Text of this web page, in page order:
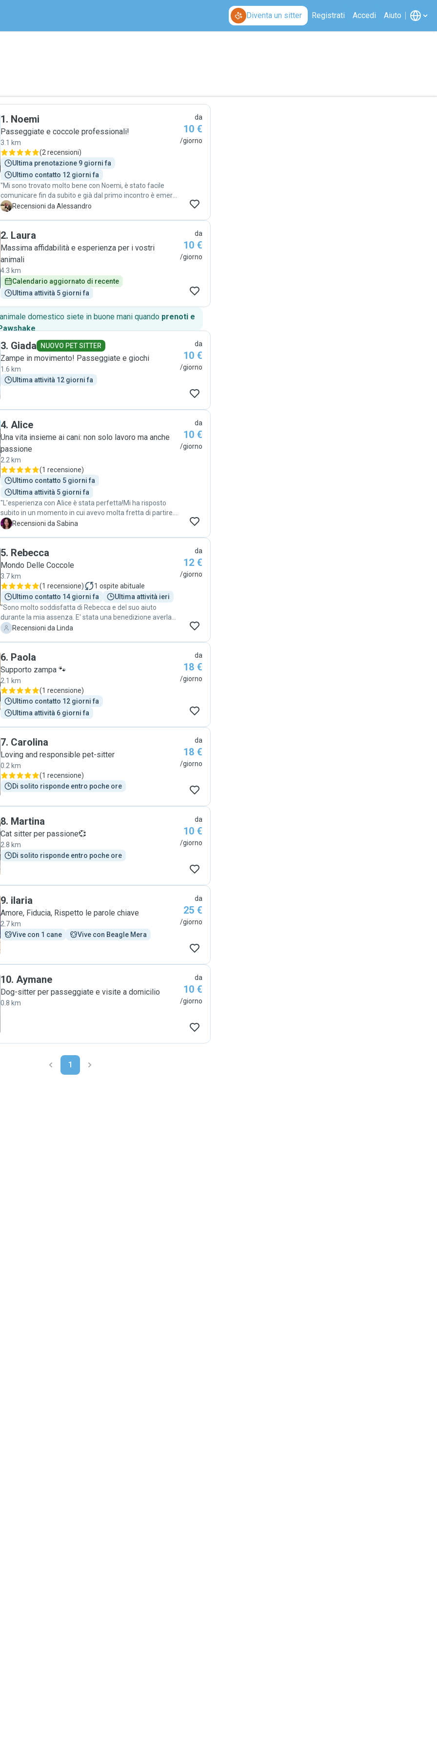
Diventa un sitter Registrati Accedi Aiuto
1. Noemi
Passeggiate e coccole professionali!
3.1 km
(2 recensioni)
Ultima prenotazione 9 giorni fa
Ultimo contatto 12 giorni fa
"Mi sono trovato molto bene con Noemi, è stato facile
comunicare fin da subito e già dal primo incontro è emersa
la sua naturale empatia per gli animali. Durante la mia
lasciato. In generale posso dire che Noemi si è dimostrata
una persona veramente molto affidabile, che penso sia la
cosa più importante quando si lasciano le chiavi di casa
propria in mano ad una persona. La consiglio vivamente."
A Recensioni da Alessandro
da
10 €
/giorno
2. Laura
Massima affidabilità e esperienza per i vostri
animali
4.3 km
Calendario aggiornato di recente
Ultima attività 5 giorni fa
da
10 €
/giorno
domestico siete in buone mani quando prenoti e
.
3. Giada NUOVO PET SITTER
Zampe in movimento! Passeggiate e giochi
1.6 km
Ultima attività 12 giorni fa
da
10 €
/giorno
4. Alice
Una vita insieme ai cani: non solo lavoro ma anche
passione
2.2 km
(1 recensione)
Ultimo contatto 5 giorni fa
Ultima attività 5 giorni fa
"L’esperienza con Alice è stata perfetta!Mi ha risposto
subito in un momento in cui avevo molta fretta di partire.Ci
siamo organizzate facilmente e con rapidità.Mi sono
S Recensioni da Sabina
da
10 €
/giorno
5. Rebecca
Mondo Delle Coccole
3.7 km
(1 recensione) 1 ospite abituale
Ultimo contatto 14 giorni fa
Ultima attività ieri
"Sono molto soddisfatta di Rebecca e del suo aiuto
durante la mia assenza. E' stata una benedizione averla
conosciuta; d'ora in poi sarò molto più tranquilla ad andare
L Recensioni da Linda
da
12 €
/giorno
6. Paola
Supporto zampa 🐾
2.1 km
(1 recensione)
Ultimo contatto 12 giorni fa
Ultima attività 6 giorni fa
da
18 €
/giorno
7. Carolina
Loving and responsible pet-sitter
0.2 km
(1 recensione)
Di solito risponde entro poche ore
da
18 €
/giorno
8. Martina
Cat sitter per passione💞
2.8 km
Di solito risponde entro poche ore
da
10 €
/giorno
9. ilaria
Amore, Fiducia, Rispetto le parole chiave
2.7 km
Vive con 1 cane
Vive con Beagle Mera
da
25 €
/giorno
10. Aymane
Dog-sitter per passeggiate e visite a domicilio
0.8 km
da
10 €
/giorno
1